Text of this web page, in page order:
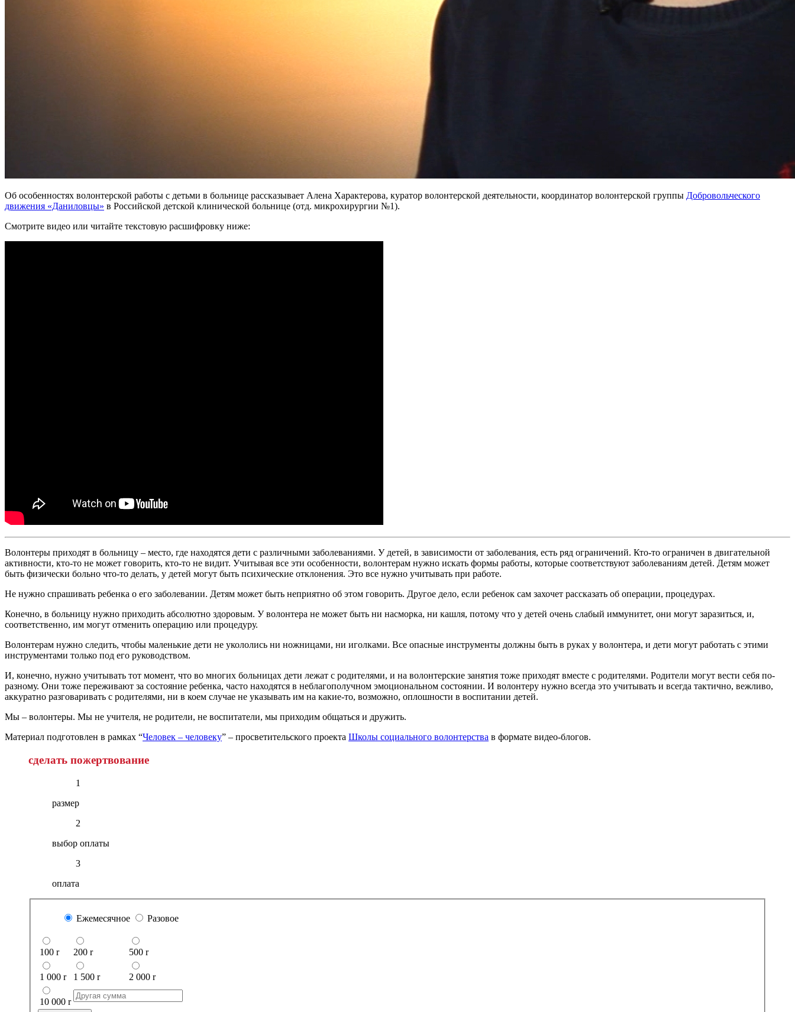
Об особенностях волонтерской работы с детьми в больнице рассказывает Алена Характерова, куратор волонтерской деятельности, координатор волонтерской группы Добровольческого
движения «Даниловцы» в Российской детской клинической больнице (отд. микрохирургии №1).
Смотрите видео или читайте текстовую расшифровку ниже:
Волонтеры приходят в больницу – место, где находятся дети с различными заболеваниями. У детей, в зависимости от заболевания, есть ряд ограничений. Кто-то ограничен в двигательной
активности, кто-то не может говорить, кто-то не видит. Учитывая все эти особенности, волонтерам нужно искать формы работы, которые соответствуют заболеваниям детей. Детям может
быть физически больно что-то делать, у детей могут быть психические отклонения. Это все нужно учитывать при работе.
Не нужно спрашивать ребенка о его заболевании. Детям может быть неприятно об этом говорить. Другое дело, если ребенок сам захочет рассказать об операции, процедурах.
Конечно, в больницу нужно приходить абсолютно здоровым. У волонтера не может быть ни насморка, ни кашля, потому что у детей очень слабый иммунитет, они могут заразиться, и,
соответственно, им могут отменить операцию или процедуру.
Волонтерам нужно следить, чтобы маленькие дети не укололись ни ножницами, ни иголками. Все опасные инструменты должны быть в руках у волонтера, и дети могут работать с этими
инструментами только под его руководством.
И, конечно, нужно учитывать тот момент, что во многих больницах дети лежат с родителями, и на волонтерские занятия тоже приходят вместе с родителями. Родители могут вести себя по-
разному. Они тоже переживают за состояние ребенка, часто находятся в неблагополучном эмоциональном состоянии. И волонтеру нужно всегда это учитывать и всегда тактично, вежливо,
аккуратно разговаривать с родителями, ни в коем случае не указывать им на какие-то, возможно, оплошности в воспитании детей.
Мы – волонтеры. Мы не учителя, не родители, не воспитатели, мы приходим общаться и дружить.
Материал подготовлен в рамках “Человек – человеку” – просветительского проекта Школы социального волонтерства в формате видео-блогов.
сделать пожертвование
1
размер
2
выбор оплаты
3
оплата
Ежемесячное Разовое
100 r 200 r 500 r
1 000 r 1 500 r 2 000 r
10 000 r